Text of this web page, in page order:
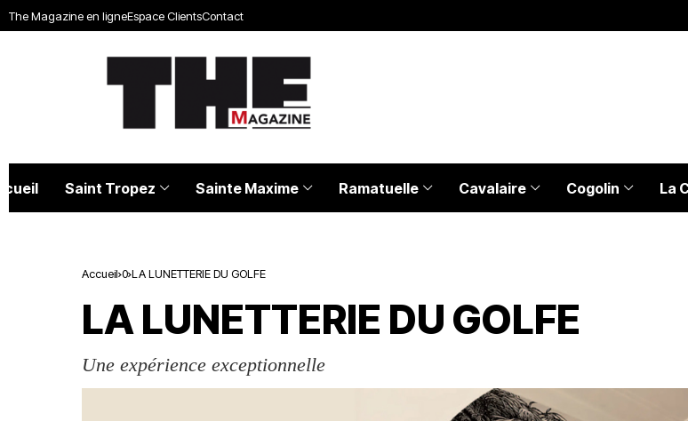
The Magazine en ligneEspace ClientsContact
Saint Tropez Sainte Maxime Ramatuelle Cavalaire Cogolin La
Accueil 0 LA LUNETTERIE DU GOLFE
LA LUNETTERIE DU GOLFE
Une expérience exceptionnelle